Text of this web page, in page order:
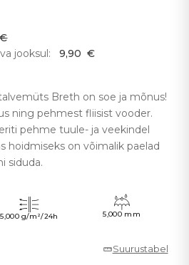
€
jooksul:
9,90 €
Breth on soe ja mõnus!
ning pehmest fliisist vooder.
pehme tuule- ja veekindel
hoidmiseks on võimalik paelad
siduda.
5,000 g/m²/24h 5,000 mm
Suurustabel